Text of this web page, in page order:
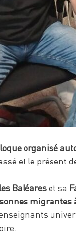
organisé
et le présent
Baléareset sa
migrantes